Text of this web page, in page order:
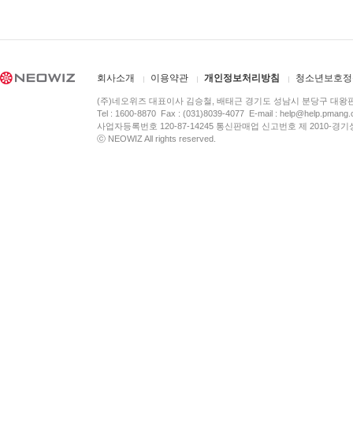
회사소개 이용약관 개인정보처리방침 청소년보호
(주)네오위즈 대표이사 김승철, 배태근 경기도 성남시 분당구 대왕
Tel : 1600-8870 Fax : (031)8039-4077 E-mail :
사업자등록번호 120-87-14245 통신판매업 신고번호 제 2010-경
ⓒ NEOWIZ All rights reserved.